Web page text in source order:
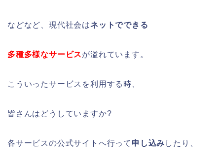
などなど、現代社会はネットでできる
多種多様なサービスが溢れています。
こういったサービスを利用する時、
皆さんはどうしていますか?
各サービスの公式サイトへ行って 申し込み したり、